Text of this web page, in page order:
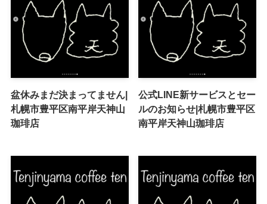
盆休みまだ決まってません|
札幌市豊平区南平岸天神山
珈琲店
公式LINE新サービスとセー
ルのお知らせ|札幌市豊平区
南平岸天神山珈琲店